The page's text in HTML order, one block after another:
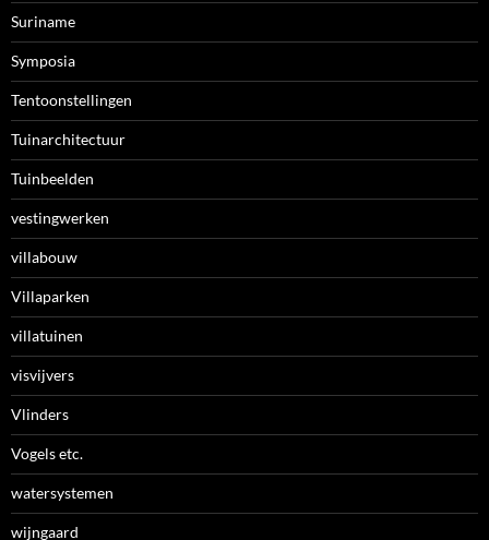
Suriname
Symposia
Tentoonstellingen
Tuinarchitectuur
Tuinbeelden
vestingwerken
villabouw
Villaparken
villatuinen
visvijvers
Vlinders
Vogels etc.
watersystemen
wijngaard